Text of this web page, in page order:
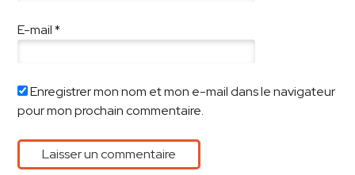
E-mail*
Enregistrer mon nom et mon e-mail dans le navigateur
pour mon prochain commentaire.